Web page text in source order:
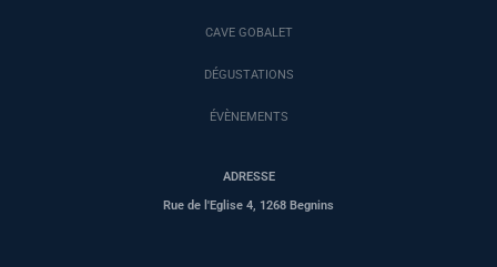
CAVE GOBALET
DÉGUSTATIONS
ÉVÈNEMENTS
ADRESSE
Rue de l'Eglise 4, 1268 Begnins